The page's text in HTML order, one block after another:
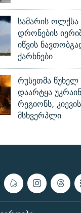
სამარის ოლქსა
დრონების
იწვის
ქარხნები
რუსეთმა
დაარტყა
რეგიონს,
მსხვერპლი